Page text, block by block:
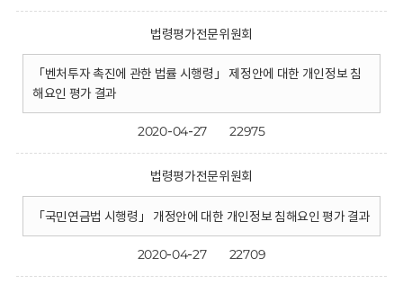
법령평가전문위원회
「벤처투자 촉진에 관한 법률 시행령」 제정안에 대한 개인정보 침
해요인 평가 결과
2020-04-27 22975
법령평가전문위원회
「국민연금법 시행령」 개정안에 대한 개인정보 침해요인 평가 결과
2020-04-27 22709